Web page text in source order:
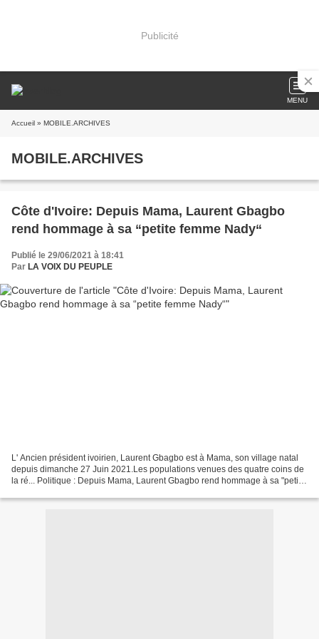
Publicité
MENU
Accueil » MOBILE.ARCHIVES
MOBILE.ARCHIVES
Côte d'Ivoire: Depuis Mama, Laurent Gbagbo
rend hommage à sa “petite femme Nady“
Publié le 29/06/2021 à 18:41
Par LA VOIX DU PEUPLE
L' Ancien président ivoirien, Laurent Gbagbo est à Mama, son village natal
depuis dimanche 27 Juin 2021.Les populations venues des quatre coins de
la ré... Politique : Depuis Mama, Laurent Gbagbo rend hommage à sa "petite